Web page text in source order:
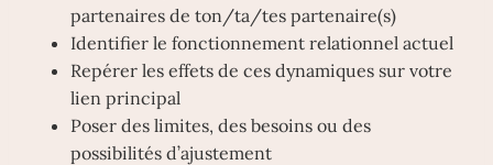
partenaires de ton/ta/tes partenaire(s)
Identifier le fonctionnement relationnel actuel
Repérer les effets de ces dynamiques sur votre
lien principal
Poser des limites, des besoins ou des
possibilités d’ajustement